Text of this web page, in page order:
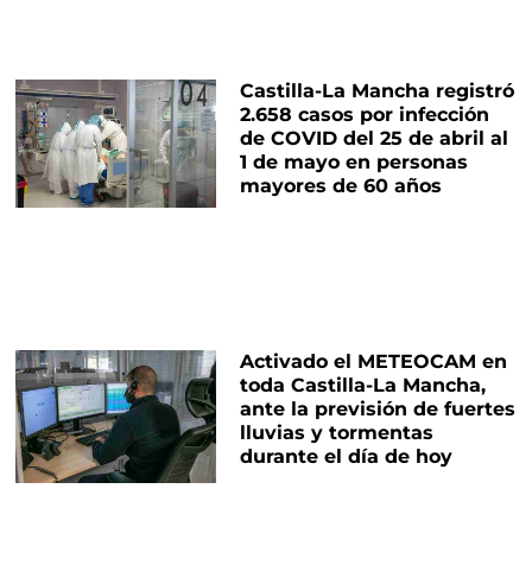
Castilla-La Mancha registró
2.658 casos por infección
de COVID del 25 de abril al
1 de mayo en personas
mayores de 60 años
Activado el METEOCAM en
toda Castilla-La Mancha,
ante la previsión de fuertes
lluvias y tormentas
durante el día de hoy